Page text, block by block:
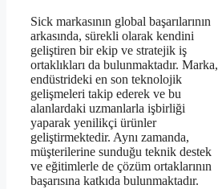
Sick markasının global başarılarının
arkasında, sürekli olarak kendini
geliştiren bir ekip ve stratejik iş
ortaklıkları da bulunmaktadır. Marka,
endüstrideki en son teknolojik
gelişmeleri takip ederek ve bu
alanlardaki uzmanlarla işbirliği
yaparak yenilikçi ürünler
geliştirmektedir. Aynı zamanda,
müşterilerine sunduğu teknik destek
ve eğitimlerle de çözüm ortaklarının
başarısına katkıda bulunmaktadır.